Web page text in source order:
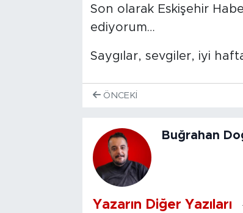
Son olarak Eskişehir
ediyorum…
Saygılar, sevgiler, iyi
ÖNCEKI
Buğrahan
Yazarın Diğer Yazıları